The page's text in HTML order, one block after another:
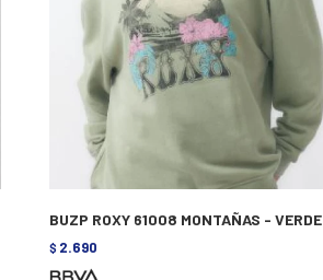
BUZP ROXY 61008 MONTAÑAS - VERDE
$ 2.690